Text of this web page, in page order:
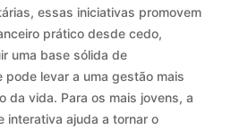
essas iniciativas promovem
prático desde cedo,
uma base sólida de
pode levar a uma gestão mais
da vida. Para os mais jovens, a
interativa ajuda a tornar o